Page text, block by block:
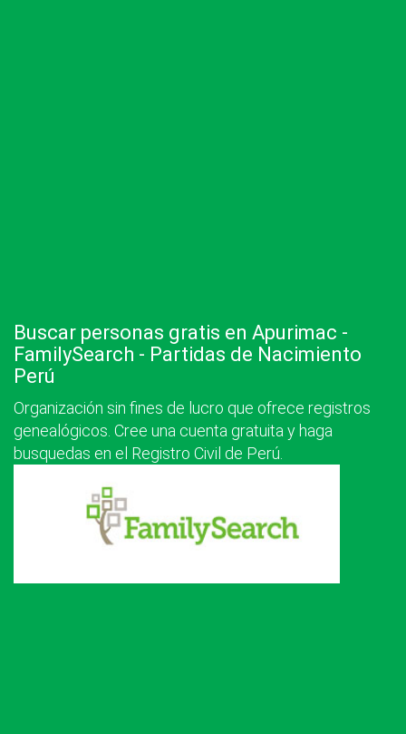
Buscar personas gratis en Apurimac -
FamilySearch - Partidas de Nacimiento
Perú
Organización sin fines de lucro que ofrece registros
genealógicos. Cree una cuenta gratuita y haga
busquedas en el Registro Civil de Perú.